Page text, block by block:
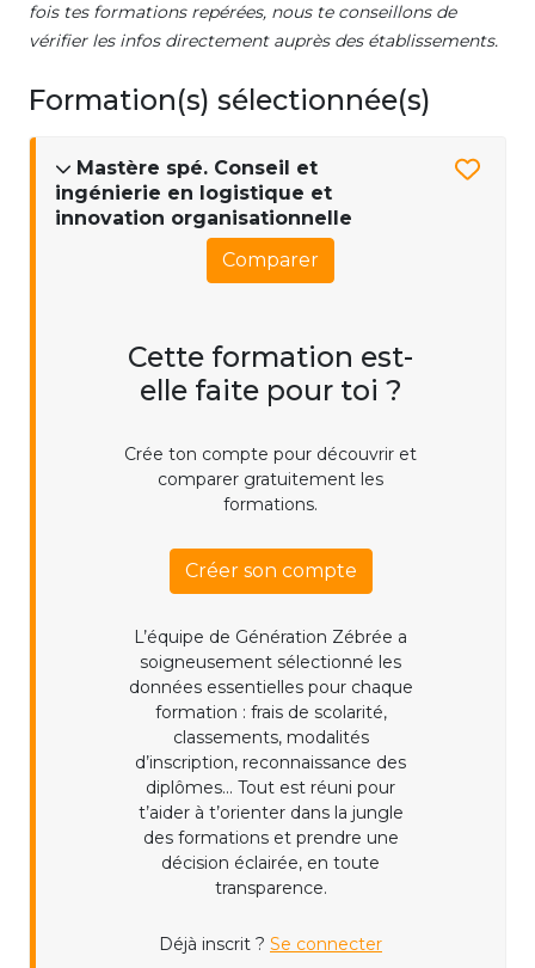
fois tes formations repérées, nous te conseillons de
vérifier les infos directement auprès des établissements.
Formation(s) sélectionnée(s)
Mastère spé. Conseil et
ingénierie en logistique et
innovation organisationnelle
Comparer
Cette formation est-
elle faite pour toi ?
Crée ton compte pour découvrir et
comparer gratuitement les
formations.
Créer son compte
L’équipe de Génération Zébrée a
soigneusement sélectionné les
données essentielles pour chaque
formation : frais de scolarité,
classements, modalités
d’inscription, reconnaissance des
diplômes... Tout est réuni pour
t’aider à t’orienter dans la jungle
des formations et prendre une
décision éclairée, en toute
transparence.
Déjà inscrit ? Se connecter